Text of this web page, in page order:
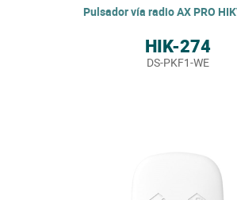
Pulsador vía radio AX PRO
HIK-274
DS-PKF1-WE